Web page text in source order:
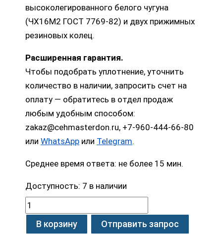
высоколегированного белого чугуна
(ЧХ16М2 ГОСТ 7769-82) и двух прижимных
резиновых колец.
Расширенная гарантия.
Чтобы подобрать уплотнение, уточнить
количество в наличии, запросить счет на
оплату — обратитесь в отдел продаж
любым удобным способом:
zakaz@cehmasterdon.ru, +7-960-444-66-80
илиWhatsApp или Telegram.
Среднее время ответа: не более 15 мин.
Доступность: 7 в наличии
В корзину Отправить запрос